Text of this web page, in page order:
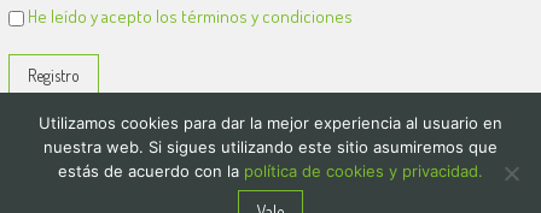
He leído y acepto los términos y condiciones
El Diario de Colón
Utilizamos cookies para dar la mejor experiencia al usuario en
nuestra web. Si sigues utilizando este sitio asumiremos que
estás de acuerdo con la política de cookies y privacidad.